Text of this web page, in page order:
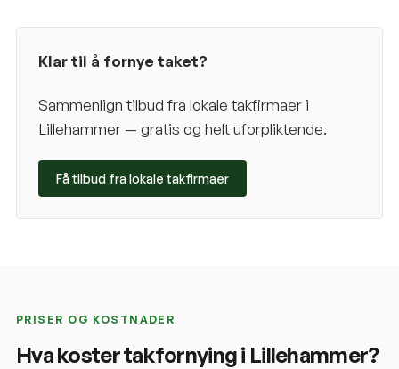
Klar til å fornye taket?
Sammenlign tilbud fra lokale takfirmaer i
Lillehammer — gratis og helt uforpliktende.
Få tilbud fra lokale takfirmaer
PRISER OG KOSTNADER
Hva koster takfornying i Lillehammer?